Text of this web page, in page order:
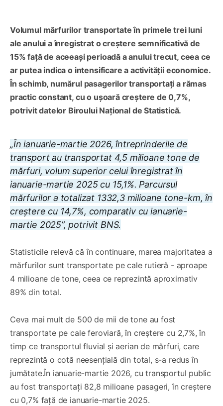
Volumul mărfurilor transportate în primele trei luni
ale anului a înregistrat o creștere semnificativă de
15% față de aceeași perioadă a anului trecut, ceea ce
ar putea indica o intensificare a activității economice.
În schimb, numărul pasagerilor transportați a rămas
practic constant, cu o ușoară creștere de 0,7%,
potrivit datelor Biroului Național de Statistică.
„În ianuarie-martie 2026, întreprinderile de
transport au transportat 4,5 milioane tone de
mărfuri, volum superior celui înregistrat în
ianuarie-martie 2025 cu 15,1%. Parcursul
mărfurilor a totalizat 1332,3 milioane tone-km, în
creștere cu 14,7%, comparativ cu ianuarie-
martie 2025”, potrivit BNS.
Statisticile relevă că în continuare, marea majoritatea a
mărfurilor sunt transportate pe cale rutieră - aproape
4 milioane de tone, ceea ce reprezintă aproximativ
89% din total.
Ceva mai mult de 500 de mii de tone au fost
transportate pe cale feroviară, în creștere cu 2,7%, în
timp ce transportul fluvial și aerian de mărfuri, care
reprezintă o cotă neesențială din total, s-a redus în
jumătate.În ianuarie-martie 2026, cu transportul public
au fost transportați 82,8 milioane pasageri, în creștere
cu 0,7% față de ianuarie-martie 2025.